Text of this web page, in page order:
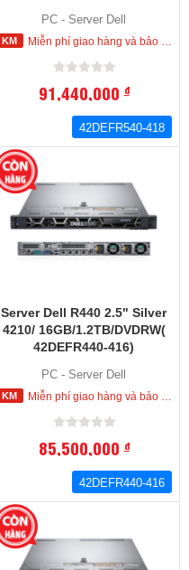
PC - Server Dell
Miễn phí giao hàng và bảo hành tận nơi trong nội thành HCM
91,440,000đ
42DEFR540-418
Server Dell R440 2.5" Silver
4210/ 16GB/1.2TB/DVDRW(
42DEFR440-416)
PC - Server Dell
Miễn phí giao hàng và bảo hành tận nơi trong nội thành HCM
85,500,000đ
42DEFR440-416